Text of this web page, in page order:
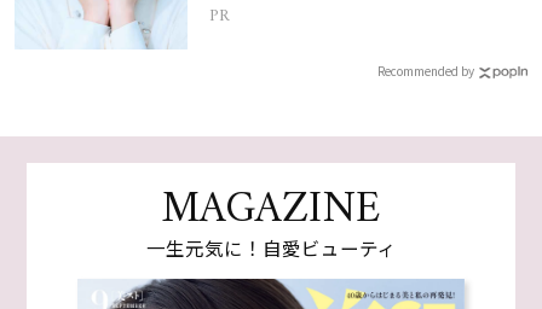
PR
Recommended by
MAGAZINE
一生元気に！自愛ビューティ